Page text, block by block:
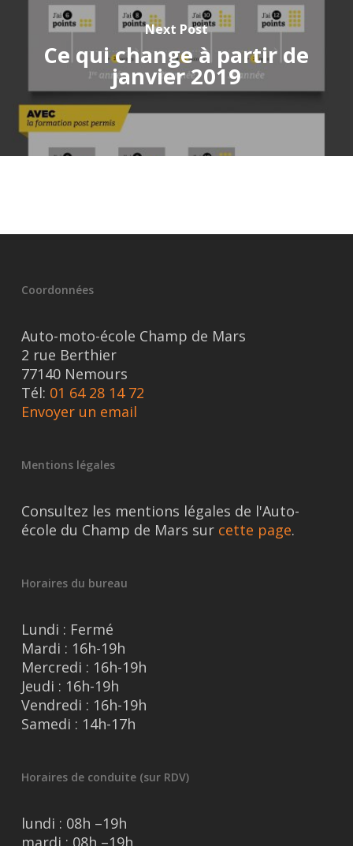
Next Post
Ce qui change à partir de
janvier 2019
Coordonnées
Auto-moto-école Champ de Mars
2 rue Berthier
77140 Nemours
Tél: 01 64 28 14 72
Envoyer un email
Mentions légales
Consultez les mentions légales de l'Auto-
école du Champ de Mars sur cette page.
Horaires du bureau
Lundi : Fermé
Mardi : 16h-19h
Mercredi : 16h-19h
Jeudi : 16h-19h
Vendredi : 16h-19h
Samedi : 14h-17h
Horaires de conduite (sur RDV)
lundi : 08h –19h
mardi : 08h –19h